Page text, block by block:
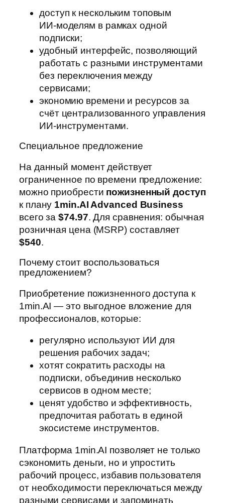
доступ к нескольким топовым
ИИ‑моделям в рамках одной
подписки;
удобный интерфейс, позволяющий
работать с разными инструментами
без переключения между
сервисами;
экономию времени и ресурсов за
счёт централизованного управления
ИИ‑инструментами.
Специальное предложение
На данный момент действует
ограниченное по времени предложение:
можно приобрести пожизненный доступ
к плану 1min.AI Advanced Business
всего за$74.97. Для сравнения: обычная
розничная цена (MSRP) составляет
$540.
Почему стоит воспользоваться
предложением?
Приобретение пожизненного доступа к
1min.AI — это выгодное вложение для
профессионалов, которые:
регулярно используют ИИ для
решения рабочих задач;
хотят сократить расходы на
подписки, объединив несколько
сервисов в одном месте;
ценят удобство и эффективность,
предпочитая работать в единой
экосистеме инструментов.
Платформа 1min.AI позволяет не только
сэкономить деньги, но и упростить
рабочий процесс, избавив пользователя
от необходимости переключаться между
разными сервисами и запоминать